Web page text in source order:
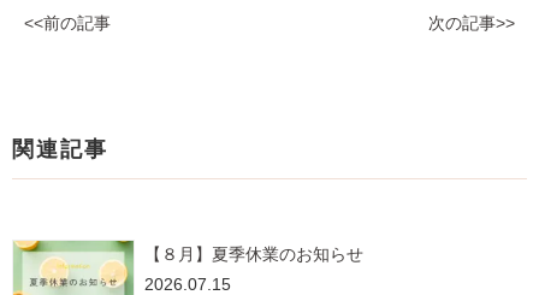
<<前の記事 次の記事>>
関連記事
【８月】夏季休業のお知らせ
2026.07.15